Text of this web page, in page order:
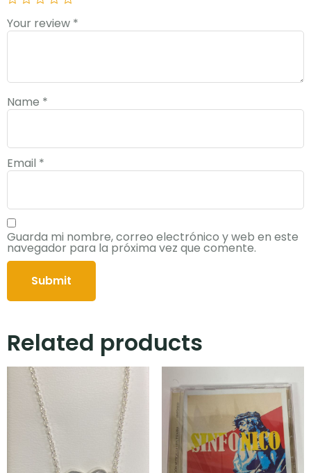
Your review *
Name *
Email *
Guarda mi nombre, correo electrónico y web en este
navegador para la próxima vez que comente.
Related products